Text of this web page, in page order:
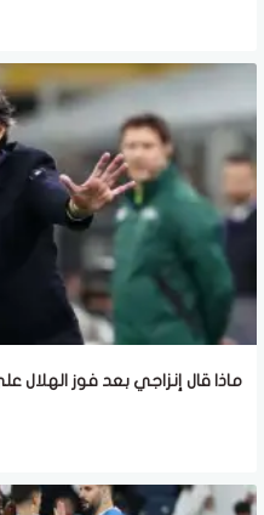
ماذا قال إنزاجي بعد فوز الهلال